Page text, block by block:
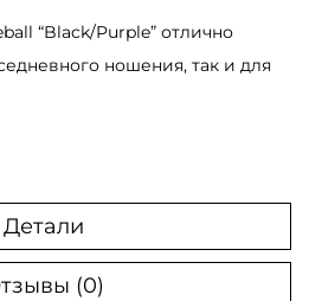
“Black/Purple” отлично
ношения, так и для
Детали
(0)